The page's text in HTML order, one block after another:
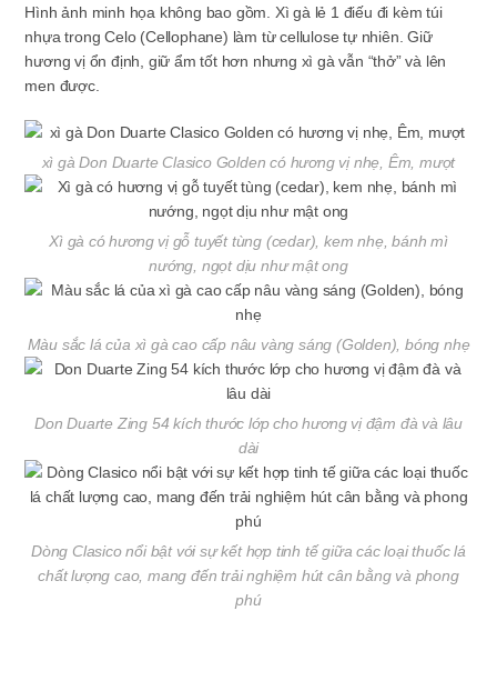
Hình ảnh minh họa không bao gồm. Xì gà lẻ 1 điếu đi kèm túi
nhựa trong Celo (Cellophane) làm từ cellulose tự nhiên. Giữ
hương vị ổn định, giữ ẩm tốt hơn nhưng xì gà vẫn “thở” và lên
men được.
xì gà Don Duarte Clasico Golden có hương vị nhẹ, Êm, mượt
Xì gà có hương vị gỗ tuyết tùng (cedar), kem nhẹ, bánh mì
nướng, ngọt dịu như mật ong
Màu sắc lá của xì gà cao cấp nâu vàng sáng (Golden), bóng nhẹ
Don Duarte Zing 54 kích thước lớp cho hương vị đậm đà và lâu
dài
Dòng Clasico nổi bật với sự kết hợp tinh tế giữa các loại thuốc lá
chất lượng cao, mang đến trải nghiệm hút cân bằng và phong
phú